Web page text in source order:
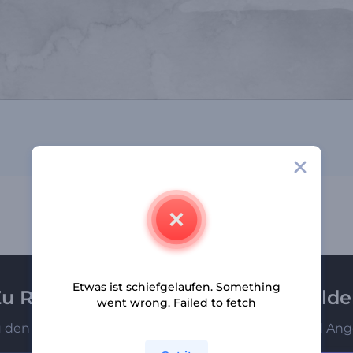
Renderforest-Newsletter
den Ersten, die unsere neuesten Nachrichten und
Etwas ist schiefgelaufen. Something
went wrong. Failed to fetch